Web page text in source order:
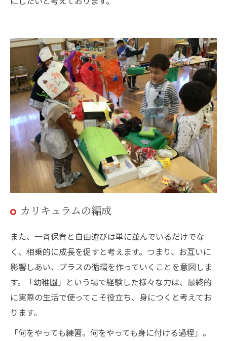
カリキュラムの編成
また、一斉保育と自由遊びは単に並んでいるだけでな
く、相乗的に成長を促すと考えます。つまり、お互いに
影響しあい、プラスの循環を作っていくことを意図しま
す。「幼稚園」という場で経験した様々な力は、最終的
に実際の生活で使ってこそ役立ち、身につくと考えてお
ります。
「何をやっても練習。何をやっても身に付ける過程」。